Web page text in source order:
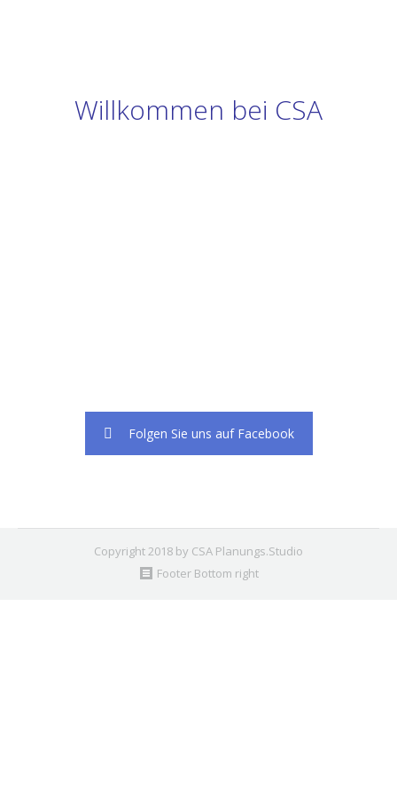
Willkommen bei CSA
Folgen Sie uns auf Facebook
Copyright 2018 by CSA Planungs.Studio
Footer Bottom right